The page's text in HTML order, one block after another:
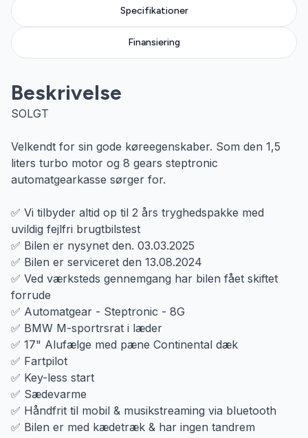
Specifikationer
Finansiering
Beskrivelse
SOLGT
Velkendt for sin gode køreegenskaber. Som den 1,5
liters turbo motor og 8 gears steptronic
automatgearkasse sørger for.
✅ Vi tilbyder altid op til 2 års tryghedspakke med
uvildig fejlfri brugtbilstest
✅ Bilen er nysynet den. 03.03.2025
✅ Bilen er serviceret den 13.08.2024
✅ Ved værksteds gennemgang har bilen fået skiftet
forrude
✅ Automatgear - Steptronic - 8G
✅ BMW M-sportrsrat i læder
✅ 17" Alufælge med pæne Continental dæk
✅ Fartpilot
✅ Key-less start
✅ Sædevarme
✅ Håndfrit til mobil & musikstreaming via bluetooth
✅ Bilen er med kædetræk & har ingen tandrem